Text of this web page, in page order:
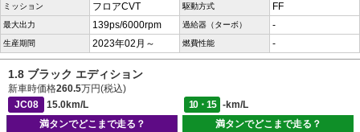
ミッション フロアCVT 駆動方式 FF
最大出力 139ps/6000rpm 過給器（ターボ） -
生産期間 2023年02月～ 燃費性能 -
1.8 ブラック エディション
新車時価格260.5万円(税込)
JC08
15.0km/L 10・15
-km/L
満タンでどこまで走る？
満タンでどこまで走る？